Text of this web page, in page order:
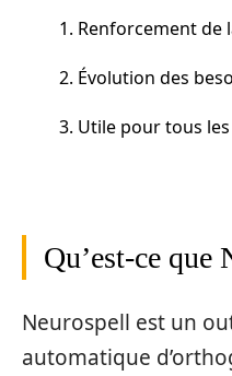
1. Renforcement de
2. Évolution des
3. Utile pour tous
Qu’est-ce que
Neurospell est un
automatique